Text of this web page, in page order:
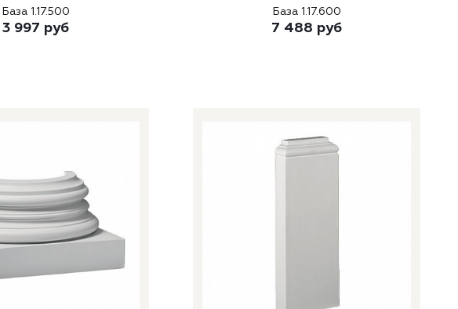
База 1.17.500
3 997 руб
База 1.17.600
7 488 руб